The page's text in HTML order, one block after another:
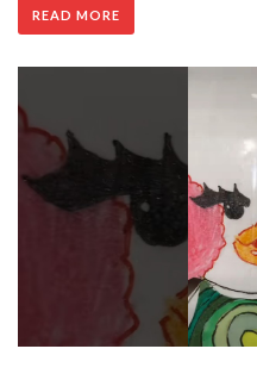
READ MORE